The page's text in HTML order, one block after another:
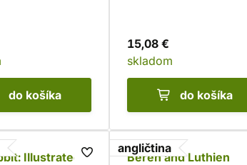
do košíka
15,08 €
skladom
do košíka
Illustrated
angličtina
Beren and Luthien